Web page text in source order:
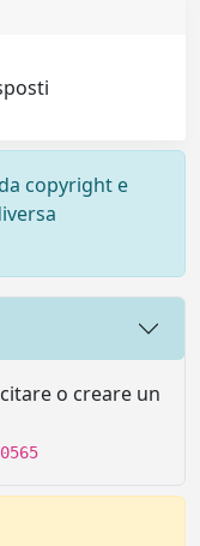
copyright e
o creare un